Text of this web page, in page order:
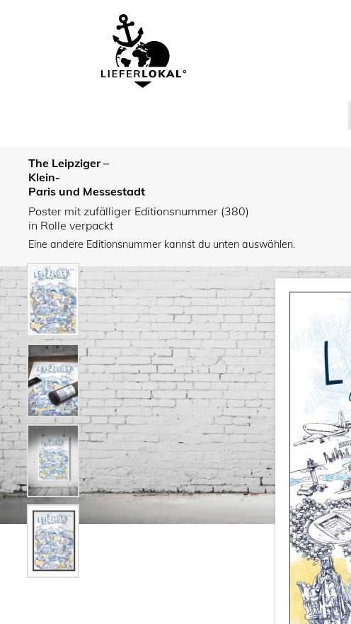
The Leipziger –
Klein-
Paris und Messestadt
Poster mit zufälliger Editionsnummer (380)
in Rolle verpackt
Eine andere Editionsnummer kannst du unten auswählen.